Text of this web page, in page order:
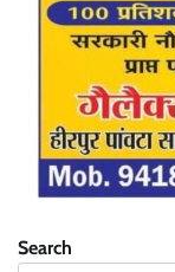
Search